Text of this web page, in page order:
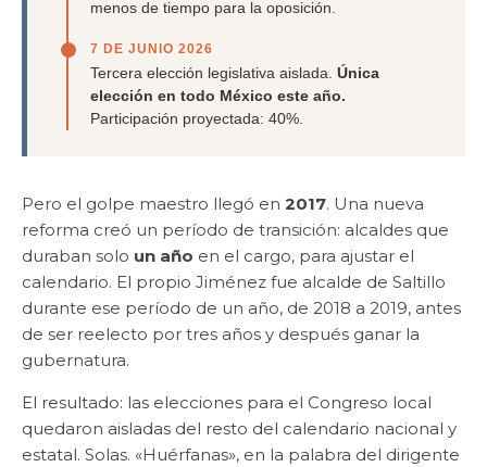
menos de tiempo para la oposición.
7 DE JUNIO 2026
Tercera elección legislativa aislada. Única
elección en todo México este año.
Participación proyectada: 40%.
Pero el golpe maestro llegó en 2017. Una nueva
reforma creó un período de transición: alcaldes que
duraban solo un año en el cargo, para ajustar el
calendario. El propio Jiménez fue alcalde de Saltillo
durante ese período de un año, de 2018 a 2019, antes
de ser reelecto por tres años y después ganar la
gubernatura.
El resultado: las elecciones para el Congreso local
quedaron aisladas del resto del calendario nacional y
estatal. Solas. «Huérfanas», en la palabra del dirigente